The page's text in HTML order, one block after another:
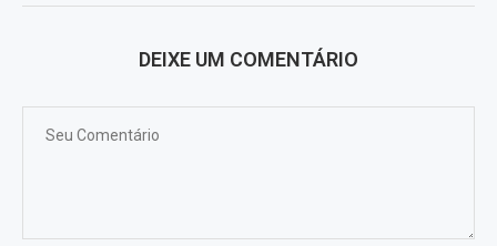
DEIXE UM COMENTÁRIO